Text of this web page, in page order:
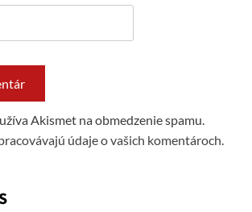
Akismet na obmedzenie spamu.
údaje o vašich komentároch.